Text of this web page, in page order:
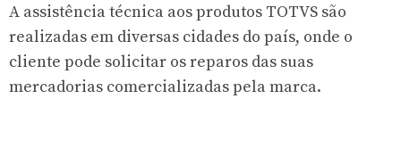
A assistência técnica aos produtos TOTVS são
realizadas em diversas cidades do país, onde o
cliente pode solicitar os reparos das suas
mercadorias comercializadas pela marca.